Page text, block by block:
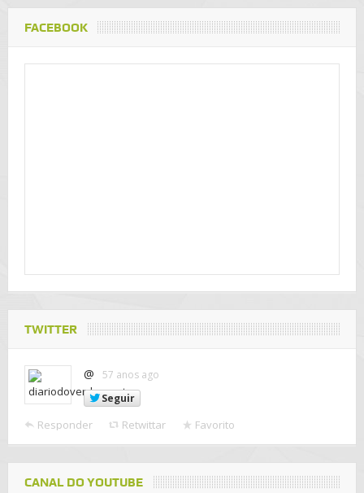
FACEBOOK
TWITTER
@
57 anos ago
Seguir
Responder Retwittar Favorito
CANAL DO YOUTUBE